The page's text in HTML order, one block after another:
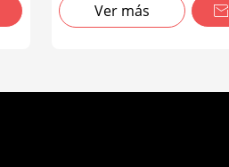
Ver más 